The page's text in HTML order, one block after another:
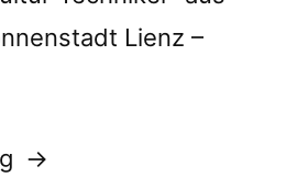
Lienz –
“â€œ1001